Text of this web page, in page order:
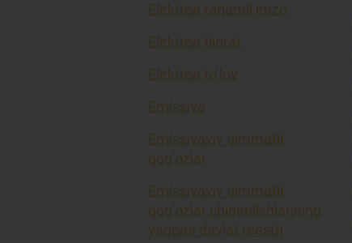
Elektron raqamli imzo
Elektron tijorat
Elektron to’lov
Emissiya
Emissiyaviy qimmatli
qog’ozlar
Emissiyaviy qimmatli
qog’ozlar chiqarilishlarining
yagona davlat reestri